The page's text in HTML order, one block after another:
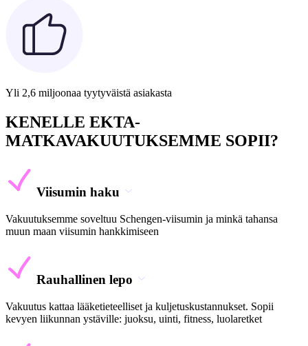
Yli 2,6 miljoonaa tyytyväistä asiakasta
KENELLE EKTA-
MATKAVAKUUTUKSEMME SOPII?
Viisumin haku
Vakuutuksemme soveltuu Schengen-viisumin ja minkä tahansa
muun maan viisumin hankkimiseen
Rauhallinen lepo
Vakuutus kattaa lääketieteelliset ja kuljetuskustannukset. Sopii
kevyen liikunnan ystäville: juoksu, uinti, fitness, luolaretket